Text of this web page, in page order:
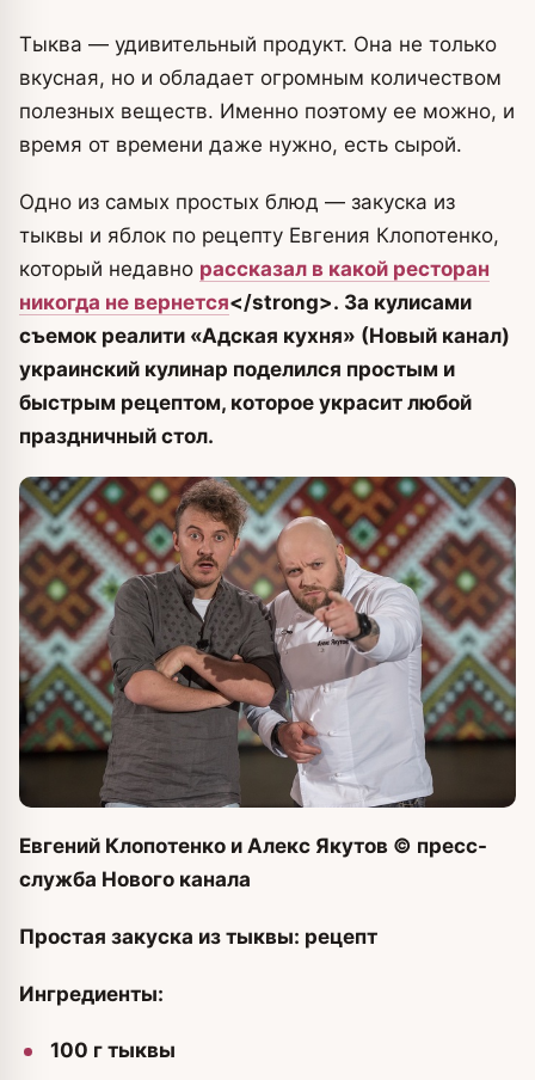
Тыква — удивительный продукт. Она не только
вкусная, но и обладает огромным количеством
полезных веществ. Именно поэтому ее можно, и
время от времени даже нужно, есть сырой.
Одно из самых простых блюд — закуска из
тыквы и яблок по рецепту Евгения Клопотенко,
который недавно рассказал в какой ресторан
никогда не вернется</strong>. За кулисами
съемок реалити «Адская кухня» (Новый канал)
украинский кулинар поделился простым и
быстрым рецептом, которое украсит любой
праздничный стол.
Евгений Клопотенко и Алекс Якутов © пресс-
служба Нового канала
Простая закуска из тыквы: рецепт
Ингредиенты:
100 г тыквы